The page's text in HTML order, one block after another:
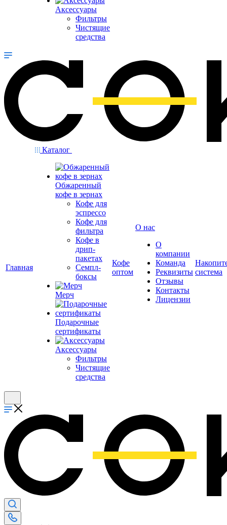
Аксессуары
Фильтры
Чистящие
средства
Главная
Каталог
Обжаренный
кофе в зернах
Кофе для
эспрессо
Кофе для
фильтра
Кофе в
дрип-
пакетах
Семпл-
боксы
Мерч
Подарочные
сертификаты
Аксессуары
Фильтры
Чистящие
средства
Кофе
оптом
О нас
О
компании
Команда
Реквизиты
Отзывы
Контакты
Лицензии
система